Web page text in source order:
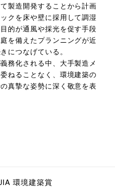
製造開発することから計画
クを床や壁に採用して調湿
的が通風や採光を促す手段
を備えたプランニングが近
につなげている。
務化される中、大手製造メ
ねることなく、環境建築の
真摯な姿勢に深く敬意を表
環境建築賞